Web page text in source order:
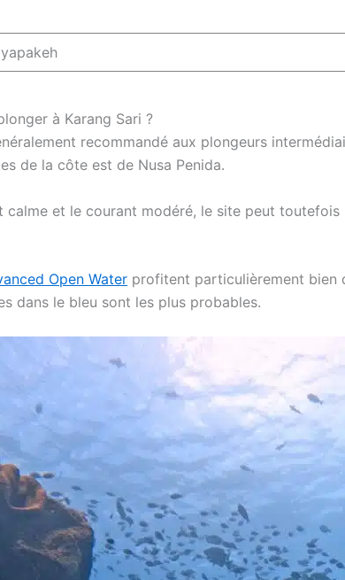
à Karang Sari ?
recommandé aux plongeurs
de la côte est de Nusa Penida.
calme et le courant modéré, le site peut
Open Water profitent particulièrement bien
dans le bleu sont les plus probables.